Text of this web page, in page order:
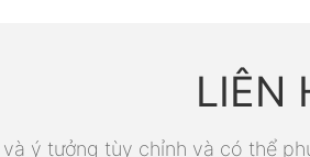
LIÊN
ý tưởng tùy chỉnh và có thể